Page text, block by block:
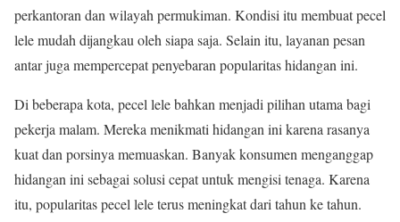
perkantoran dan wilayah permukiman. Kondisi itu membuat pecel
lele mudah dijangkau oleh siapa saja. Selain itu, layanan pesan
antar juga mempercepat penyebaran popularitas hidangan ini.
Di beberapa kota, pecel lele bahkan menjadi pilihan utama bagi
pekerja malam. Mereka menikmati hidangan ini karena rasanya
kuat dan porsinya memuaskan. Banyak konsumen menganggap
hidangan ini sebagai solusi cepat untuk mengisi tenaga. Karena
itu, popularitas pecel lele terus meningkat dari tahun ke tahun.